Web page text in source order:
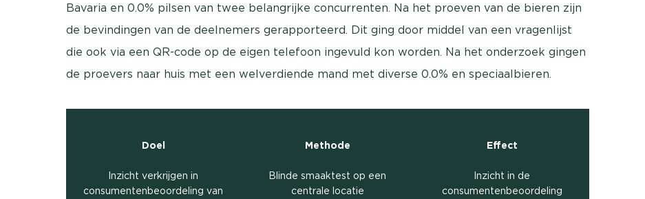
Bavaria en 0.0% pilsen van twee belangrijke concurrenten. Na het proeven van de bieren zijn
de bevindingen van de deelnemers gerapporteerd. Dit ging door middel van een vragenlijst
die ook via een QR-code op de eigen telefoon ingevuld kon worden. Na het onderzoek gingen
de proevers naar huis met een welverdiende mand met diverse 0.0% en speciaalbieren.
Doel
Inzicht verkrijgen in
consumentenbeoordeling van
Methode
Blinde smaaktest op een
centrale locatie
Effect
Inzicht in de
consumentenbeoordeling